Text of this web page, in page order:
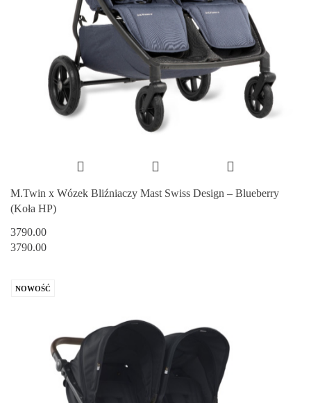
M.Twin x Wózek Bliźniaczy Mast Swiss Design – Blueberry
(Koła HP)
3790.00
3790.00
NOWOŚĆ